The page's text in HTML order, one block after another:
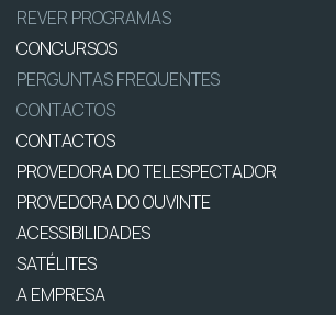
REVER PROGRAMAS
CONCURSOS
PERGUNTAS FREQUENTES
CONTACTOS
CONTACTOS
PROVEDORA DO TELESPECTADOR
PROVEDORA DO OUVINTE
ACESSIBILIDADES
SATÉLITES
A EMPRESA